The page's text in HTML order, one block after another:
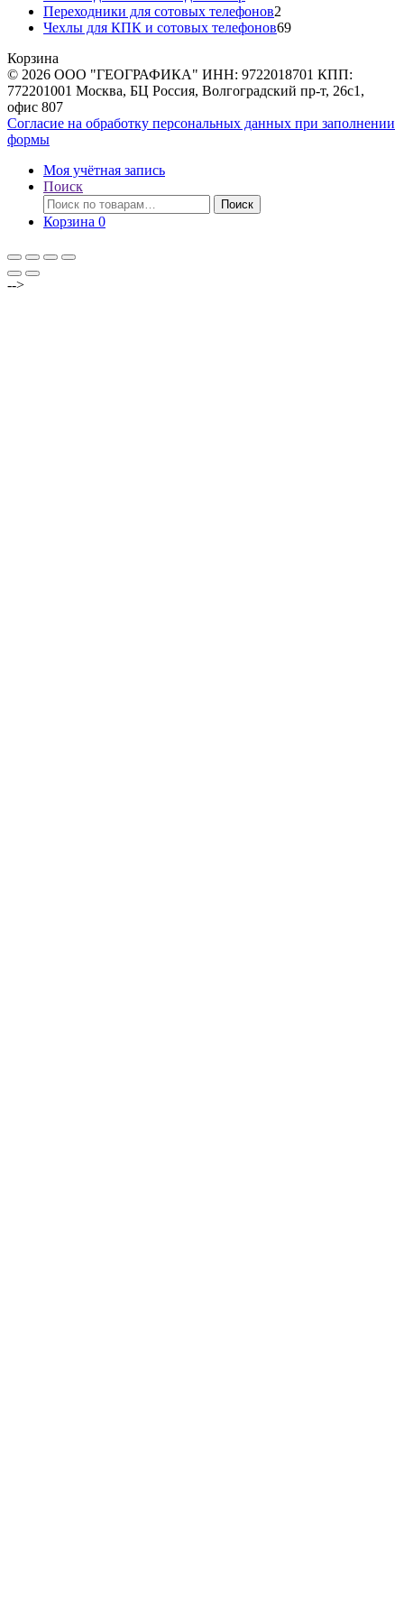
товаров
Переходники для сотовых телефонов2
товара
Чехлы для КПК и сотовых телефонов6969
Корзина
© 2026 ООО "ГЕОГРАФИКА" ИНН: 9722018701 КПП:
772201001 Москва, БЦ Россия, Волгоградский пр-т, 26с1,
офис 807
Согласие на обработку персональных данных при заполнении
формы
Моя учётная запись
Поиск
Искать:
Поиск
Корзина 0
-->